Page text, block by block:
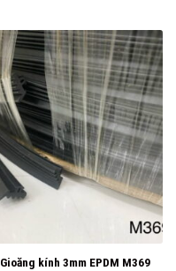
Gioăng kính 3mm EPDM M369